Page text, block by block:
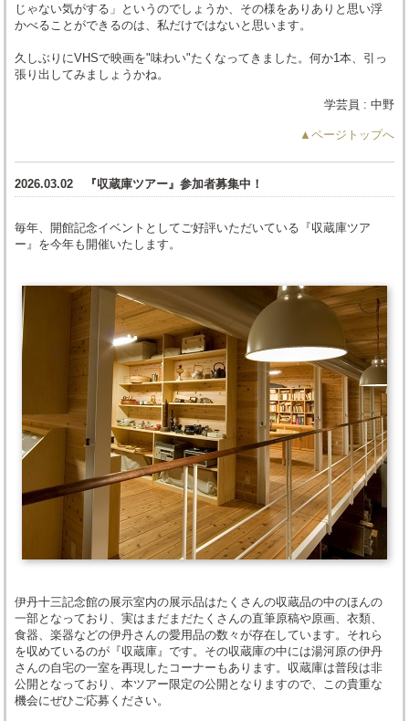
じゃない気がする」というのでしょうか、その様をありありと思い浮
かべることができるのは、私だけではないと思います。
久しぶりにVHSで映画を"味わい"たくなってきました。何か1本、引っ
張り出してみましょうかね。
学芸員 : 中野
▲ページトップへ
2026.03.02 『収蔵庫ツアー』参加者募集中！
毎年、開館記念イベントとしてご好評いただいている『収蔵庫ツア
ー』を今年も開催いたします。
伊丹十三記念館の展示室内の展示品はたくさんの収蔵品の中のほんの
一部となっており、実はまだまだたくさんの直筆原稿や原画、衣類、
食器、楽器などの伊丹さんの愛用品の数々が存在しています。それら
を収めているのが『収蔵庫』です。その収蔵庫の中には湯河原の伊丹
さんの自宅の一室を再現したコーナーもあります。収蔵庫は普段は非
公開となっており、本ツアー限定の公開となりますので、この貴重な
機会にぜひご応募ください。